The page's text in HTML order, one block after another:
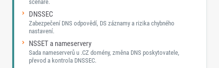
scénáře.
DNSSEC
Zabezpečení DNS odpovědí, DS záznamy a rizika chybného
nastavení.
NSSET a nameservery
Sada nameserverů u .CZ domény, změna DNS poskytovatele,
převod a kontrola DNSSEC.